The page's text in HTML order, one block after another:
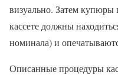
визуально. Затем
кассете должны
номинала) и
Описанные процедуры